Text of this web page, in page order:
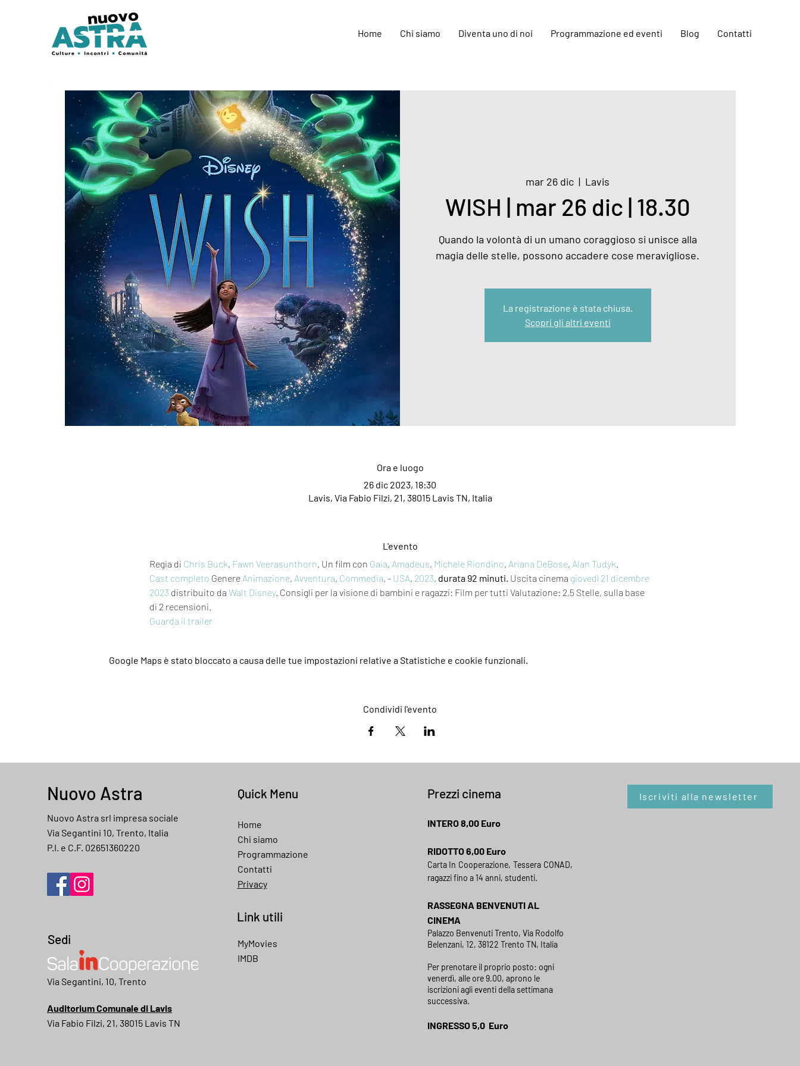
Home Chi siamo Diventa uno di noi Programmazione ed eventi Blog Contatti
mar 26 dic
  |
Lavis
WISH | mar 26 dic | 18.30
Quando la volontà di un umano coraggioso si unisce alla
magia delle stelle, possono accadere cose meravigliose.
La registrazione è stata chiusa.
Scopri gli altri eventi
Ora e luogo
26 dic 2023, 18:30
Lavis, Via Fabio Filzi, 21, 38015 Lavis TN, Italia
L'evento
Regia di Chris Buck, Fawn Veerasunthorn . Un film con Gaia, Amadeus, Michele Riondino, Ariana DeBose, Alan Tudyk
Cast completo Genere Animazione, Avventura, Commedia, - USA, 2023, durata 92 minuti. Uscita cinema giovedì 21 dicembre
2023 distribuito da Walt Disney. Consigli per la visione di bambini e ragazzi: Film per tutti Valutazione: 2,5 Stelle, sulla base
di 2 recensioni.
Guarda il trailer
Google Maps è stato bloccato a causa delle tue impostazioni relative a Statistiche e cookie funzionali.
Condividi l'evento
Nuovo Astra
Nuovo Astra srl impresa sociale
Via Segantini 10, Trento, Italia
P.I. e C.F. 02651360220
Sedi
Via Segantini, 10, Trento
Auditorium Comunale di Lavis
Via Fabio Filzi, 21, 38015 Lavis TN
Quick Menu
Home
Chi siamo
Programmazione
Contatti
Privacy
Link utili
MyMovies
IMDB
Prezzi cinema
INTERO 8,00 Euro
RIDOTTO 6,00 Euro
Carta In Cooperazione, Tessera CONAD,
ragazzi fino a 14 anni, studenti.
RASSEGNA BENVENUTI AL
CINEMA
Palazzo Benvenuti Trento, Via Rodolfo
Belenzani, 12, 38122 Trento TN, Italia
Per prenotare il proprio posto: ogni
venerdì, alle ore 9.00, aprono le
iscrizioni agli eventi della settimana
successiva.
INGRESSO 5,0 Euro
Iscriviti alla newsletter